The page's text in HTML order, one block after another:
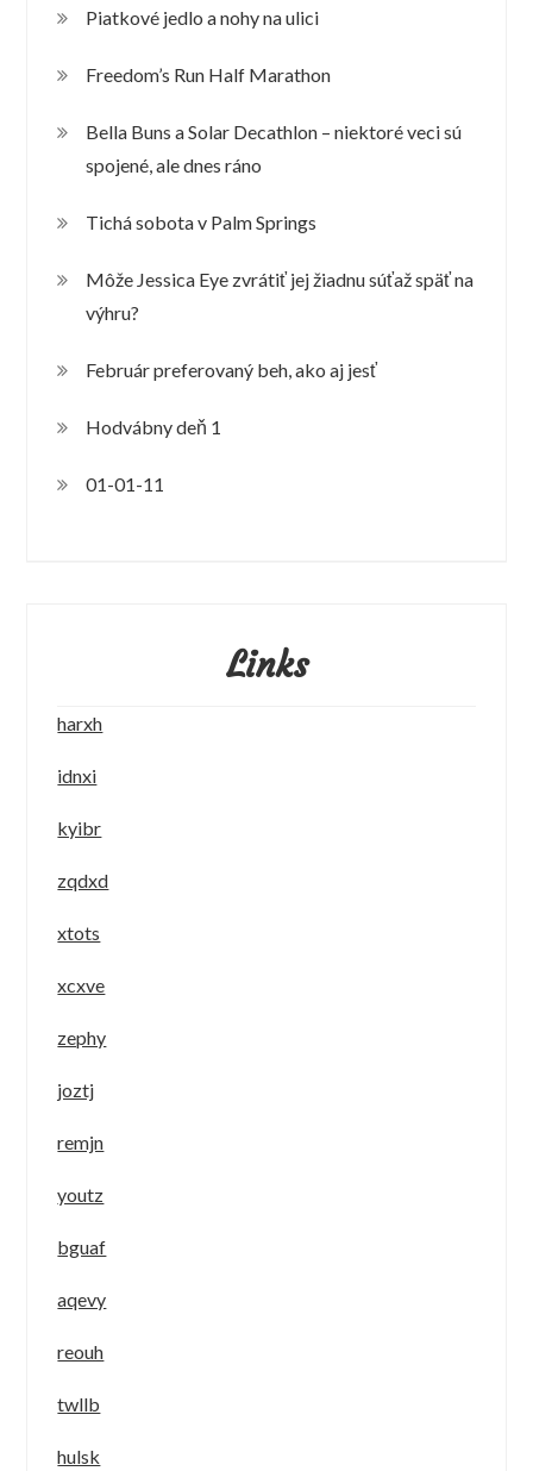
Piatkové jedlo a nohy na ulici
Freedom’s Run Half Marathon
Bella Buns a Solar Decathlon – niektoré veci sú
spojené, ale dnes ráno
Tichá sobota v Palm Springs
Môže Jessica Eye zvrátiť jej žiadnu súťaž späť na
výhru?
Február preferovaný beh, ako aj jesť
Hodvábny deň 1
01-01-11
Links
harxh
idnxi
kyibr
zqdxd
xtots
xcxve
zephy
joztj
remjn
youtz
bguaf
aqevy
reouh
twllb
hulsk